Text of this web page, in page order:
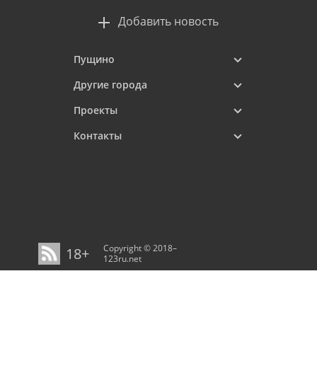
Добавить новость
Пущино
Другие города
Проекты
Контакты
18+
Copyright © 2018–
123ru.net